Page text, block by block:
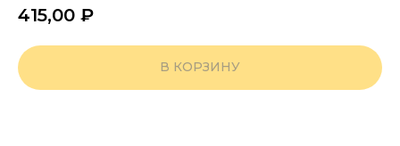
415,00 ₽
В КОРЗИНУ